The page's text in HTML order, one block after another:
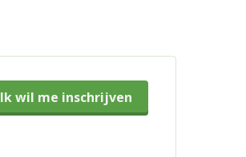
Ik wil me inschrijven